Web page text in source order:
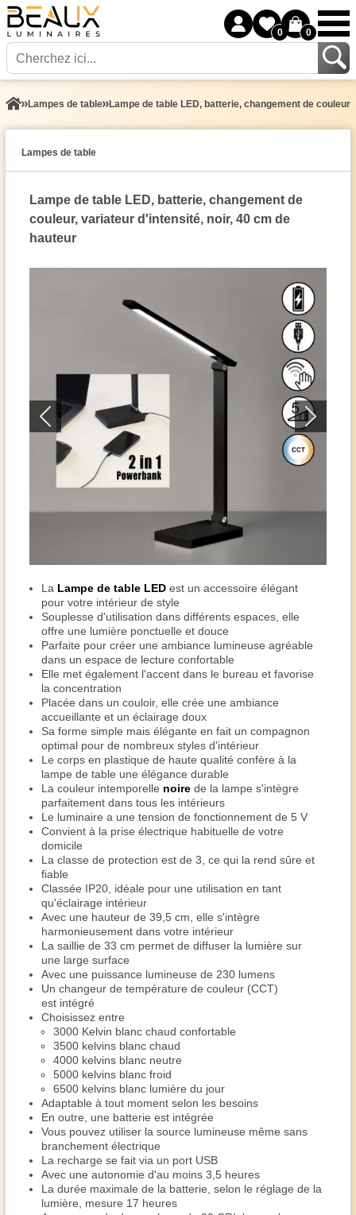
0 0
Lampes de table Lampe de table LED, batterie, changement de
Lampes de table
Lampe de table LED, batterie, changement de
couleur, variateur d'intensité, noir, 40 cm de
hauteur
La Lampe de table LED est un accessoire élégant
pour votre intérieur de style
Souplesse d'utilisation dans différents espaces, elle
offre une lumière ponctuelle et douce
Parfaite pour créer une ambiance lumineuse agréable
dans un espace de lecture confortable
Elle met également l'accent dans le bureau et favorise
la concentration
Placée dans un couloir, elle crée une ambiance
accueillante et un éclairage doux
Sa forme simple mais élégante en fait un compagnon
optimal pour de nombreux styles d'intérieur
Le corps en plastique de haute qualité confère à la
lampe de table une élégance durable
La couleur intemporelle noire de la lampe s'intègre
parfaitement dans tous les intérieurs
Le luminaire a une tension de fonctionnement de 5 V
Convient à la prise électrique habituelle de votre
domicile
La classe de protection est de 3, ce qui la rend sûre et
fiable
Classée IP20, idéale pour une utilisation en tant
qu'éclairage intérieur
Avec une hauteur de 39,5 cm, elle s'intègre
harmonieusement dans votre intérieur
La saillie de 33 cm permet de diffuser la lumière sur
une large surface
Avec une puissance lumineuse de 230 lumens
Un changeur de température de couleur (CCT)
est intégré
Choisissez entre
3000 Kelvin blanc chaud confortable
3500 kelvins blanc chaud
4000 kelvins blanc neutre
5000 kelvins blanc froid
6500 kelvins blanc lumière du jour
Adaptable à tout moment selon les besoins
En outre, une batterie est intégrée
Vous pouvez utiliser la source lumineuse même sans
branchement électrique
La recharge se fait via un port USB
Avec une autonomie d'au moins 3,5 heures
La durée maximale de la batterie, selon le réglage de la
lumière, mesure 17 heures